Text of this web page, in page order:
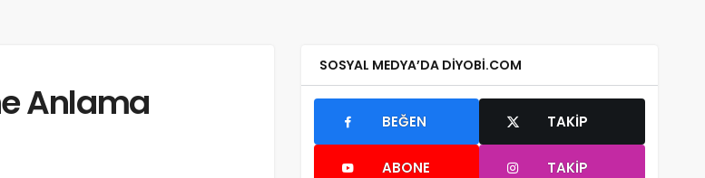
Anlama
SOSYAL MEDYA’DA DIYOBI.COM
BEĞEN TAKIP
ABONE TAKIP